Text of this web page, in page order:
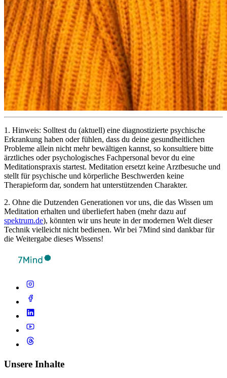
1. Hinweis: Solltest du (aktuell) eine diagnostizierte psychische
Erkrankung haben oder fühlen, dass du deine gesundheitlichen
Probleme allein nicht mehr bewältigen kannst, so konsultiere bitte
ärztliches oder psychologisches Fachpersonal bevor du eine
Meditationspraxis startest. Meditation ersetzt keine Arztbesuche und
stellt für psychische und körperliche Beschwerden keine
Therapieform dar, sondern hat unterstützenden Charakter.
2. Ohne die Dutzenden Generationen vor uns, die das Wissen um
Meditation erhalten und überliefert haben (mehr dazu auf
spektrum.de), könnten wir uns heute in der modernen Welt dieser
Technik vielleicht nicht bedienen. Wir bei 7Mind sind dankbar für
die Weitergabe dieses Wissens!
Unsere Inhalte